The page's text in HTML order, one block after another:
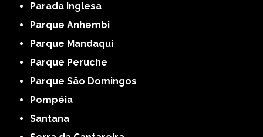
Parada Inglesa
Parque Anhembi
Parque Mandaqui
Parque Peruche
Parque São Domingos
Pompéia
Santana